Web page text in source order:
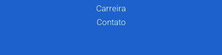
Carreira
Contato